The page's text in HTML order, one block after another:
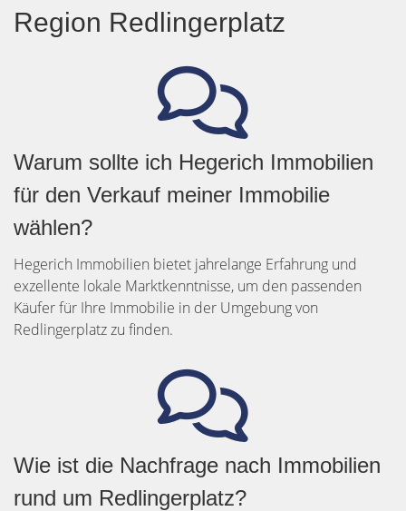
Region Redlingerplatz
Warum sollte ich Hegerich Immobilien
für den Verkauf meiner Immobilie
wählen?
Hegerich Immobilien bietet jahrelange Erfahrung und
exzellente lokale Marktkenntnisse, um den passenden
Käufer für Ihre Immobilie in der Umgebung von
Redlingerplatz zu finden.
Wie ist die Nachfrage nach Immobilien
rund um Redlingerplatz?